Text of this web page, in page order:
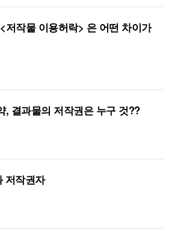
저작물 이용허락> 은 어떤 차이가
, 결과물의 저작권은 누구 것??
저작권자